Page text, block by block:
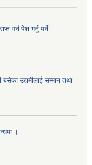
गर्न पेश गर्नु पर्ने
बसेका उद्यमीलाई सम्मान तथा
।